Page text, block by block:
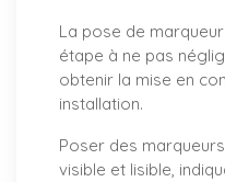
La pose de
étape à ne pas
obtenir la mise en
installation.
Poser des
visible et lisible,